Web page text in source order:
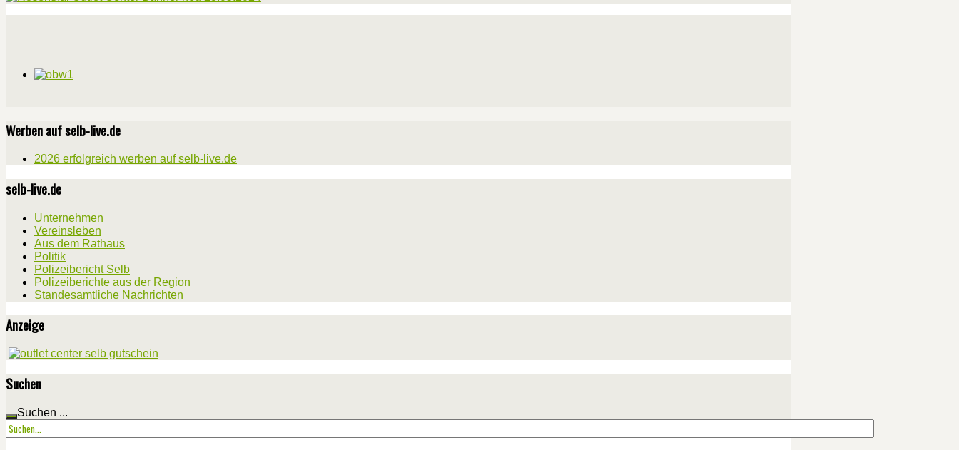
Werben auf selb-live.de
2026 erfolgreich werben auf selb-live.de
selb-live.de
Unternehmen
Vereinsleben
Aus dem Rathaus
Politik
Polizeibericht Selb
Polizeiberichte aus der Region
Standesamtliche Nachrichten
Anzeige
Suchen
Suchen ...